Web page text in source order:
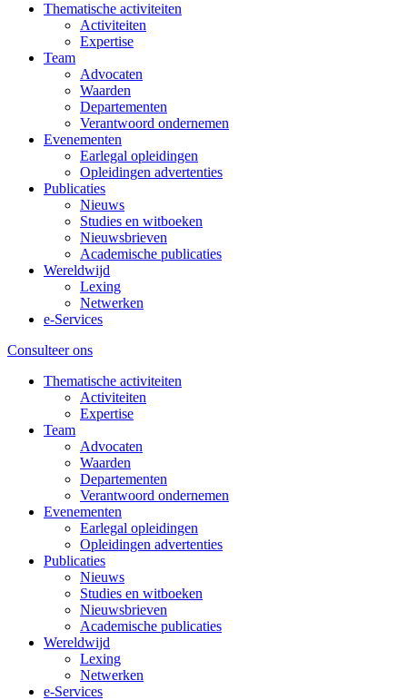
Thematische activiteiten
Activiteiten
Expertise
Team
Advocaten
Waarden
Departementen
Verantwoord ondernemen
Evenementen
Earlegal opleidingen
Opleidingen advertenties
Publicaties
Nieuws
Studies en witboeken
Nieuwsbrieven
Academische publicaties
Wereldwijd
Lexing
Netwerken
e-Services
Consulteer ons
Thematische activiteiten
Activiteiten
Expertise
Team
Advocaten
Waarden
Departementen
Verantwoord ondernemen
Evenementen
Earlegal opleidingen
Opleidingen advertenties
Publicaties
Nieuws
Studies en witboeken
Nieuwsbrieven
Academische publicaties
Wereldwijd
Lexing
Netwerken
e-Services